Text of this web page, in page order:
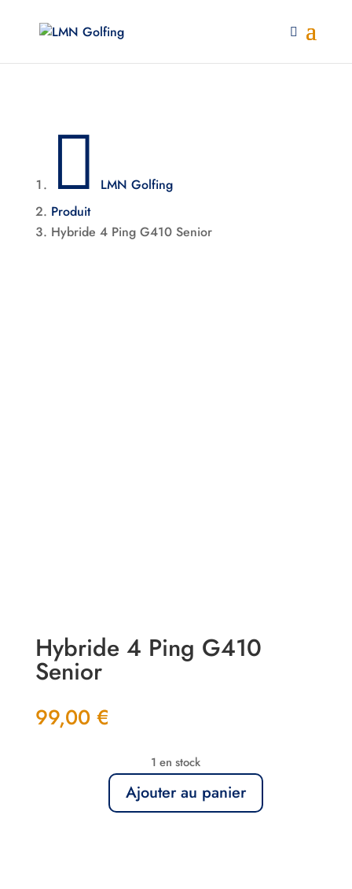

LMN Golfing
Produit
Hybride 4 Ping G410 Senior
Hybride 4 Ping G410
Senior
99,00 €
1 en stock
quantitéAjouter au panier